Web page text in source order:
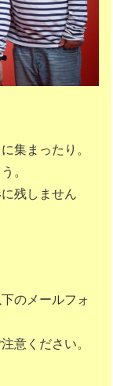
集まったり。
。
残しません
のメールフォ
意ください。